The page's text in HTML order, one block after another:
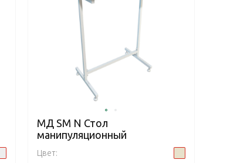
МД SM N Стол
манипуляционный
Цвет: